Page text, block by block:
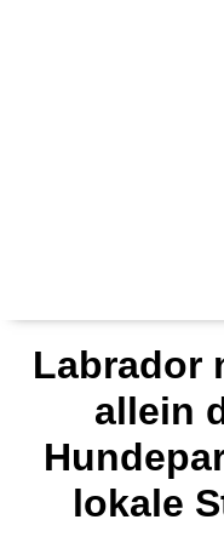
Labrador
allein
lokale